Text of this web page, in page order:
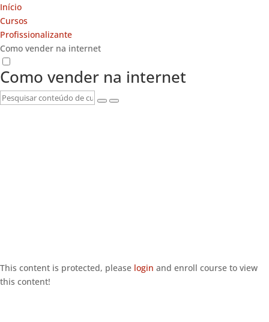
Início
Cursos
Profissionalizante
Como vender na internet
Como vender na internet
This content is protected, please login and enroll course to view
this content!